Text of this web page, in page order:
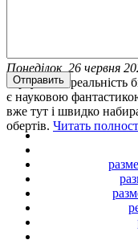
Понеділок, 26 червня
Віртуальна реальність
є науковою
вже тут і швидко
обертів. Читать